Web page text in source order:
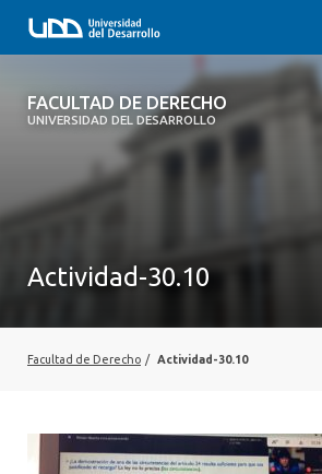
FACULTAD DE DERECHO
UNIVERSIDAD DEL DESARROLLO
FACULTAD DE DERECHO
SOBRE LA FACULTAD
VINCULACIÓN CON EL MEDIO
Actividad-30.10
Facultad de Derecho / Actividad-30.10